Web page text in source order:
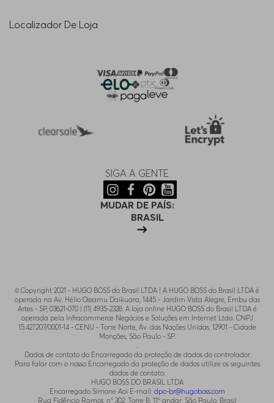
Localizador De Loja
SIGA A GENTE
MUDAR DE PAÍS:
BRASIL
© Copyright 2021 - HUGO BOSS do Brasil LTDA | A HUGO BOSS do Brasil LTDA é
operada na Av. Hélio Ossamu Daikuara, 1445 - Jardim Vista Alegre, Embu das
Artes - SP, 03621-070 | (11) 4935-2328. A loja online HUGO BOSS do Brasil LTDA é
operada pela Infracommerce Negócios e Soluções em Internet Ltda. CNPJ
15.427.207/0001-14 - CENU - Torre Norte, Av. das Nações Unidas, 12901 - Cidade
Monções, São Paulo - SP.
.
Dados de contato do Encarregado da proteção de dados do controlador
Para falar com o nosso Encarregado da proteção de dados utilize os seguintes
dados de contato:
HUGO BOSS DO BRASIL LTDA
Encarregado Simone Aoi E-mail: dpo-br@hugoboss.com
Rua Fidêncio Ramos, n° 302, Torre B, 11° andar, São Paulo, Brasil